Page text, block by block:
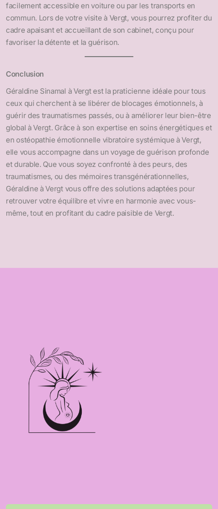
facilement accessible en voiture ou par les transports en
commun. Lors de votre visite à Vergt, vous pourrez profiter du
cadre apaisant et accueillant de son cabinet, conçu pour
favoriser la détente et la guérison.
Conclusion
Géraldine Sinamal à Vergt est la praticienne idéale pour tous
ceux qui cherchent à se libérer de blocages émotionnels, à
guérir des traumatismes passés, ou à améliorer leur bien-être
global à Vergt. Grâce à son expertise en soins énergétiques et
en ostéopathie émotionnelle vibratoire systémique à Vergt,
elle vous accompagne dans un voyage de guérison profonde
et durable. Que vous soyez confronté à des peurs, des
traumatismes, ou des mémoires transgénérationnelles,
Géraldine à Vergt vous offre des solutions adaptées pour
retrouver votre équilibre et vivre en harmonie avec vous-
même, tout en profitant du cadre paisible de Vergt.